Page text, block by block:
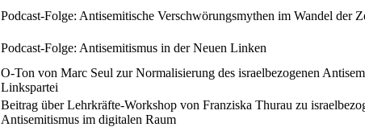
Podcast-Folge: Antisemitische Verschwörungsmythen im Wandel der
Podcast-Folge: Antisemitismus in der Neuen Linken
O-Ton von Marc Seul zur Normalisierung des israelbezogenen
Linkspartei
Beitrag über Lehrkräfte-Workshop von Franziska Thurau zu
Antisemitismus im digitalen Raum